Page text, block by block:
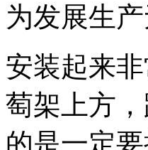
为发展生
安装起来
萄架上方
的是一定